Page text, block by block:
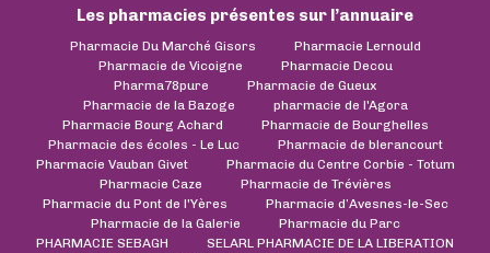
Les pharmacies présentes sur l’annuaire
Pharmacie Du Marché Gisors
Pharmacie Lernould
Pharmacie de Vicoigne
Pharmacie Decou
Pharma78pure
Pharmacie de Gueux
Pharmacie de la Bazoge
pharmacie de l'Agora
Pharmacie Bourg Achard
Pharmacie de Bourghelles
Pharmacie des écoles - Le Luc
Pharmacie de blerancourt
Pharmacie Vauban Givet
Pharmacie du Centre Corbie - Totum
Pharmacie Caze
Pharmacie de Trévières
Pharmacie du Pont de l'Yères
Pharmacie d’Avesnes-le-Sec
Pharmacie de la Galerie
Pharmacie du Parc
PHARMACIE SEBAGH
SELARL PHARMACIE DE LA LIBERATION